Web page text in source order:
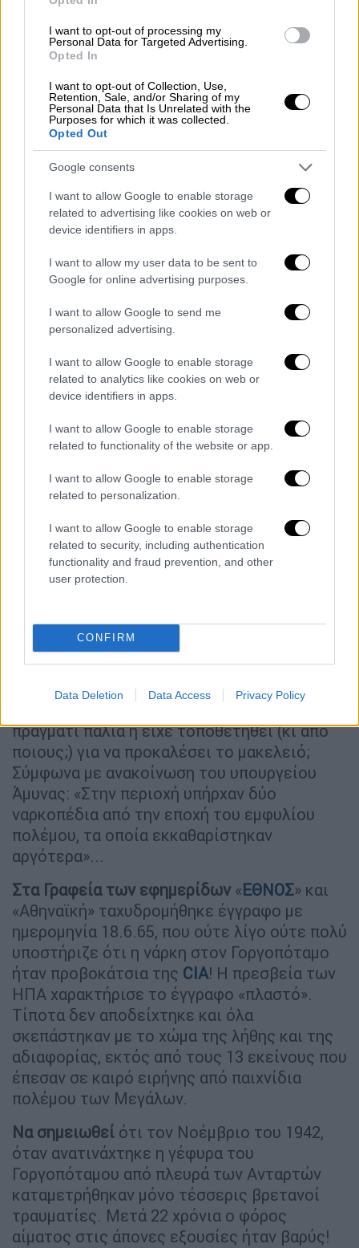
I want to opt-out of processing my
Personal Data for Targeted Advertising.
Opted In
I want to opt-out of Collection, Use,
Retention, Sale, and/or Sharing of my
Personal Data that Is Unrelated with the
Purposes for which it was collected.
Opted Out
Google consents
I want to allow Google to enable storage
related to advertising like cookies on web or
device identifiers in apps.
I want to allow my user data to be sent to
Google for online advertising purposes.
I want to allow Google to send me
personalized advertising.
I want to allow Google to enable storage
related to analytics like cookies on web or
device identifiers in apps.
I want to allow Google to enable storage
related to functionality of the website or app.
I want to allow Google to enable storage
related to personalization.
I want to allow Google to enable storage
related to security, including authentication
functionality and fraud prevention, and other
user protection.
CONFIRM
Data Deletion Data Access Privacy Policy
Νοεμβρίου του 1964 έγραφε σε τίτλους:
«Σκηνικό φρίκης στη γέφυρα Γοργοποτάμου.
Μία ξεχασμένη νάρκη προκαλεί έκρηξη που
πανικόβλητο πλήθος ρίχνεται εναντίον των
χωροφυλάκων. Πλήθος πτωμάτων». Το
ρεπορτάζ της εφημερίδας στις εσωτερικές
σελίδες έγραφε: «Σύμφωνα με το επίσημο
πόρισμα των ανακρίσεων και της
πραγματογνωμοσύνης το πολυαίμακτο
δυστύχημα προεκλήθη από τυχαία έκρηξη
νάρκης (μιας και μόνης), που είχε
τοποθετηθεί μαζί με πολλές άλλες κατά την
περίοδο του Ανταρτοπολέμου. Συνεπώς
καταρρέει εκ των πραγμάτων η αρχική
υποψία περί εγκληματικής ενέργειας που
υποστηρίχθηκε τόσο από την άκρα Δεξιά όσο
και από την Αριστερά».
Νεκροί και ερωτηματικά...
Το θέμα της φονικής νάρκης δεν ερευνήθηκε
δικαστικά και τα ερωτήματα που από την
πράγματι παλιά ή είχε τοποθετηθεί (κι από
ποιους;) για να προκαλέσει το μακελειό;
Σύμφωνα με ανακοίνωση του υπουργείου
Άμυνας: «Στην περιοχή υπήρχαν δύο
ναρκοπέδια από την εποχή του εμφυλίου
πολέμου, τα οποία εκκαθαρίστηκαν
αργότερα»...
Στα Γραφεία των εφημερίδων «ΕΘΝΟΣ» και
«Αθηναϊκή» ταχυδρομήθηκε έγγραφο με
ημερομηνία 18.6.65, που ούτε λίγο ούτε πολύ
υποστήριζε ότι η νάρκη στον Γοργοπόταμο
ήταν προβοκάτσια της CIA! Η πρεσβεία των
ΗΠΑ χαρακτήρισε το έγγραφο «πλαστό».
Τίποτα δεν αποδείχτηκε και όλα
σκεπάστηκαν με το χώμα της λήθης και της
αδιαφορίας, εκτός από τους 13 εκείνους που
έπεσαν σε καιρό ειρήνης από παιχνίδια
πολέμου των Μεγάλων.
Να σημειωθεί ότι τον Νοέμβριο του 1942,
όταν ανατινάχτηκε η γέφυρα του
Γοργοπόταμου από πλευρά των Ανταρτών
καταμετρήθηκαν μόνο τέσσερις βρετανοί
τραυματίες. Μετά 22 χρόνια ο φόρος
αίματος στις άπονες εξουσίες ήταν βαρύς!